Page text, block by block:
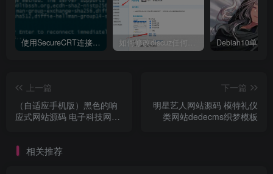
使用SecureCRT连接Ubuntu20.04报错：Key exchange failed. No compatible key exchange method. 如何修改discuz任何模板的编辑器默认字体类型和默认字体大小
上一篇
（自适应手机版）黑色的响
应式网站源码 电子科技网站
下一篇
明星艺人网站源码 模特礼仪
类网站dedecms织梦模板
相关推荐